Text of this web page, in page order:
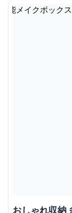
おしゃれ収納